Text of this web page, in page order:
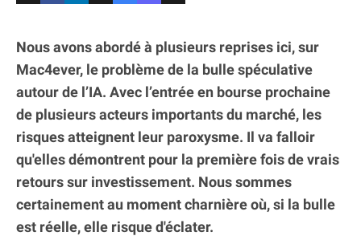
Nous avons abordé à plusieurs reprises ici, sur
Mac4ever, le problème de la bulle spéculative
autour de l’IA. Avec l’entrée en bourse prochaine
de plusieurs acteurs importants du marché, les
risques atteignent leur paroxysme. Il va falloir
qu'elles démontrent pour la première fois de vrais
retours sur investissement. Nous sommes
certainement au moment charnière où, si la bulle
est réelle, elle risque d'éclater.